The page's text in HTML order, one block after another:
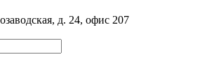
д. 24, офис 207